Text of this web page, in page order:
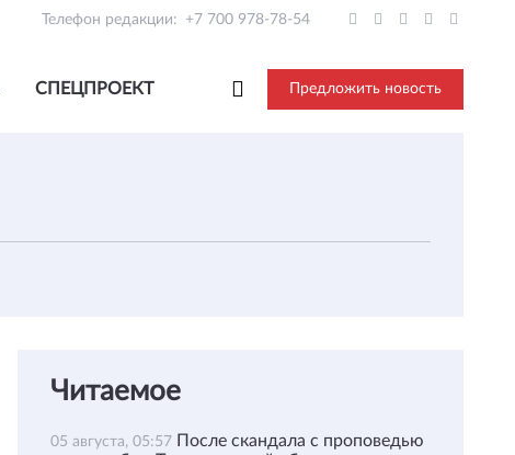
Телефон редакции: +7 700 978-78-54
СПЕЦПРОЕКТ Предложить новость
Читаемое
05 августа, 05:57 После скандала с проповедью